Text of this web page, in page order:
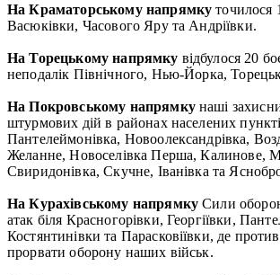
На Краматорському напрямку точилося
Васюківки, Часового Яру та Андріївки.
На Торецькому напрямку відбулося 20
неподалік Північного, Нью-Йорка,
На Покровському напрямкунаші
штурмових дій в районах населених
Пантелеймонівка, Новоолександрівка,
Желанне, Новоселівка Перша, Калинове,
Свиридонівка, Скучне, Іванівка та
На Курахівському напрямку Сили
атак біля Красногорівки, Георгіївки,
Костянтинівки та Парасковіївки, де
прорвати оборону наших військ.